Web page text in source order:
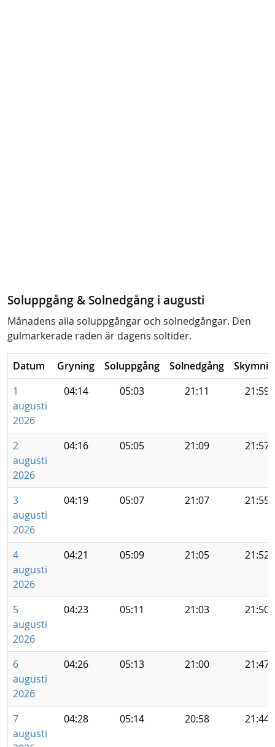
Soluppgång & Solnedgång i augusti
Månadens alla soluppgångar och solnedgångar. Den
gulmarkerade raden är dagens soltider.
Datum Gryning Soluppgång Solnedgång
1
augusti
2026
04:14 05:03 21:11 21:59
2
augusti
2026
04:16 05:05 21:09 21:57
3
augusti
2026
04:19 05:07 21:07 21:55
4
augusti
2026
04:21 05:09 21:05 21:52
5
augusti
2026
04:23 05:11 21:03 21:50
6
augusti
2026
04:26 05:13 21:00 21:47
7
augusti
04:28 05:14 20:58 21:44